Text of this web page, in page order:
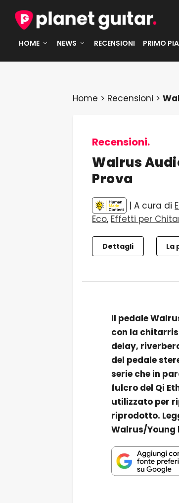
HOME NEWS RECENSIONI PRIMO
Home > Recensioni >
Recensioni.
Walrus
Prova
| A cura di
Eco, Effetti per
Dettagli La
Il pedale
con la
delay,
del pedale
serie che in
fulcro del Qi
utilizzato per
riprodotto.
Walrus/Young